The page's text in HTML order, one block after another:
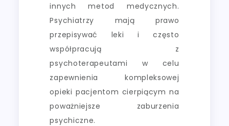
innych metod medycznych.
Psychiatrzy mają prawo
przepisywać leki i często
współpracują z
psychoterapeutami w celu
zapewnienia kompleksowej
opieki pacjentom cierpiącym na
poważniejsze zaburzenia
psychiczne.